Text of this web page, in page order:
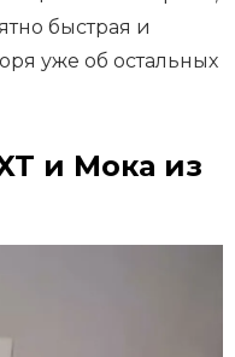
быстрая и
уже об остальных
и Мока из